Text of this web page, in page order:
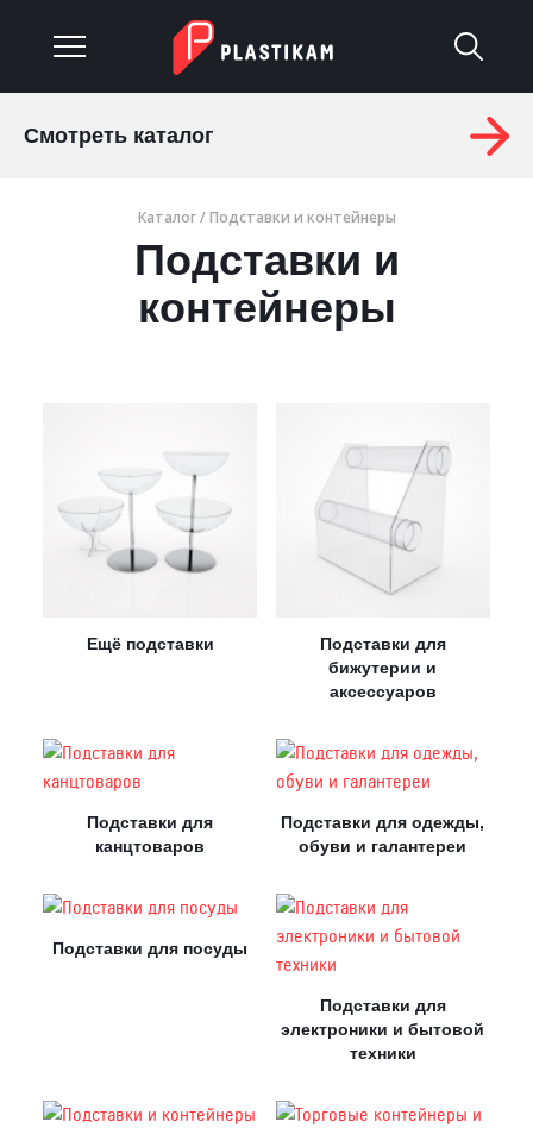
Оплата и доставка
Гарантия
Контакты
Отправить заявку
НИЖНИЙ НОВГОРОД
8 (800) 333-72-11
sale@plastikam.ru
Смотреть каталог
Каталог/ Подставки и контейнеры
Подставки и
контейнеры
Ещё подставки
Подставки для
бижутерии и
аксессуаров
Подставки для
канцтоваров
Подставки для одежды,
обуви и галантереи
Подставки для посуды
Подставки для
электроники и бытовой
техники